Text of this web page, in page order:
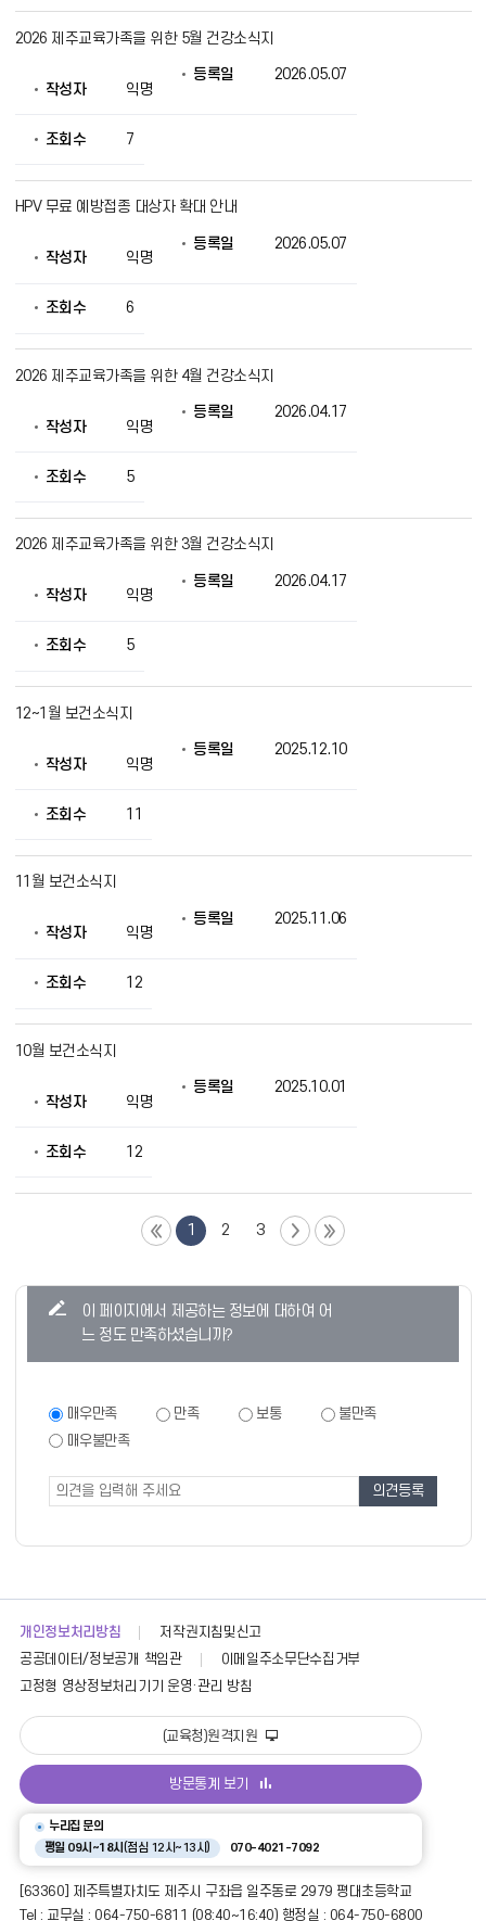
2026 제주교육가족을 위한 5월 건강소식지
작성자 익명
등록일 2026.05.07
조회수 7
HPV 무료 예방접종 대상자 확대 안내
작성자 익명
등록일 2026.05.07
조회수 6
2026 제주교육가족을 위한 4월 건강소식지
작성자 익명
등록일 2026.04.17
조회수 5
2026 제주교육가족을 위한 3월 건강소식지
작성자 익명
등록일 2026.04.17
조회수 5
12~1월 보건소식지
작성자 익명
등록일 2025.12.10
조회수 11
11월 보건소식지
작성자 익명
등록일 2025.11.06
조회수 12
10월 보건소식지
작성자 익명
등록일 2025.10.01
조회수 12
1 2 3
이 페이지에서 제공하는 정보에 대하여 어
느 정도 만족하셨습니까?
만
족
조
사
매우만족 만족 보통
불만족
매우불만족
개인정보처리방침
저작권지침및신고
공공데이터/정보공개 책임관
이메일주소무단수집거부
고정형 영상정보처리기기 운영·관리 방침
(교육청)원격지원
방문통계 보기
누리집 문의
평일 09시~18시 (점심 12시~13시) 070-4021-7092
[63360] 제주특별자치도 제주시 구좌읍 일주동로 2979 평대초등학교
Tel : 교무실 : 064-750-6811 (08:40~16:40) 행정실 : 064-750-6800